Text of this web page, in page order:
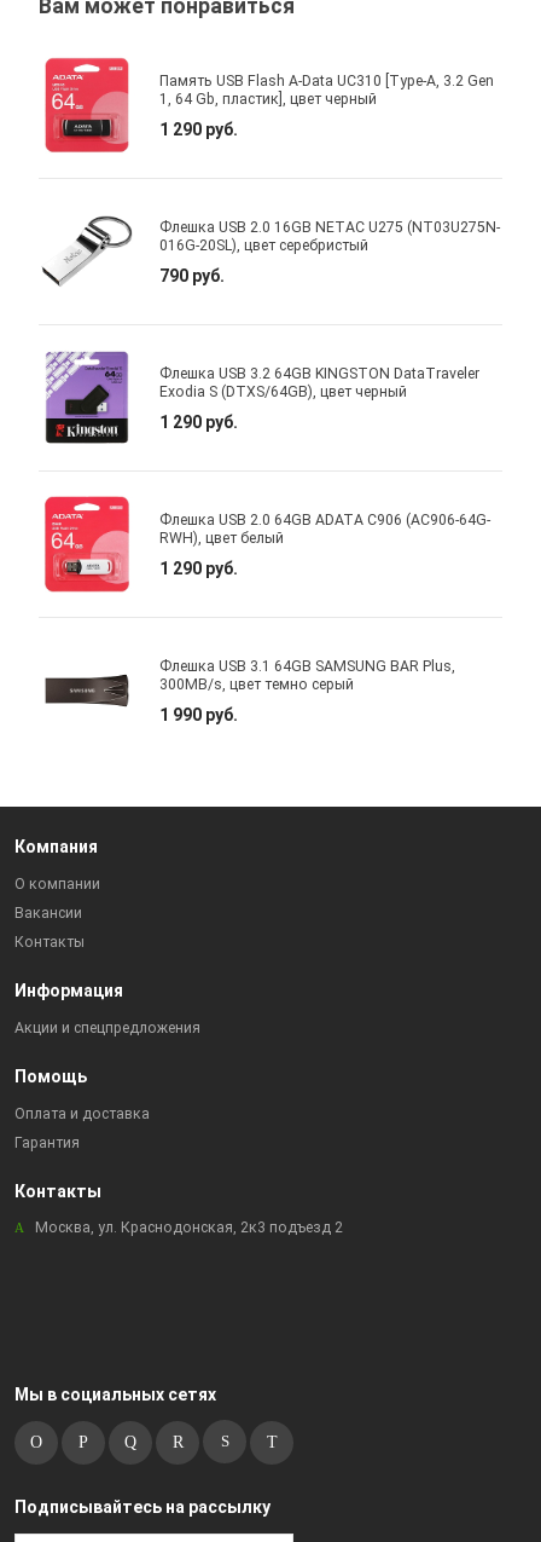
Вам может понравиться
Память USB Flash A-Data UC310 [Type-A, 3.2 Gen
1, 64 Gb, пластик], цвет черный
1 290 руб.
Флешка USB 2.0 16GB NETAC U275 (NT03U275N-
016G-20SL), цвет серебристый
790 руб.
Флешка USB 3.2 64GB KINGSTON DataTraveler
Exodia S (DTXS/64GB), цвет черный
1 290 руб.
Флешка USB 2.0 64GB ADATA C906 (AC906-64G-
RWH), цвет белый
1 290 руб.
Флешка USB 3.1 64GB SAMSUNG BAR Plus,
300MB/s, цвет темно серый
1 990 руб.
Компания
О компании
Вакансии
Контакты
Информация
Акции и спецпредложения
Помощь
Оплата и доставка
Гарантия
Контакты
Москва, ул. Краснодонская, 2к3 подъезд 2
Мы в социальных сетях
Подписывайтесь на рассылку